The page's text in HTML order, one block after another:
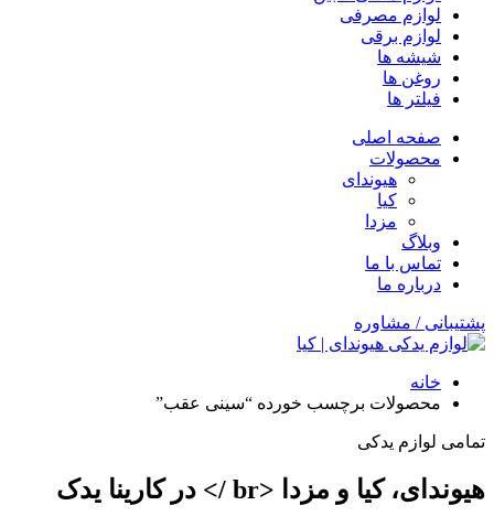
لوازم مصرفی
لوازم برقی
شیشه ها
روغن ها
فیلتر ها
صفحه اصلی
محصولات
هیوندای
کیا
مزدا
وبلاگ
تماس با ما
درباره ما
پشتیبانی / مشاوره
خانه
محصولات برچسب خورده “سینی عقب”
تمامی لوازم یدکی
هیوندای، کیا و مزدا <br /> در کارینا یدک